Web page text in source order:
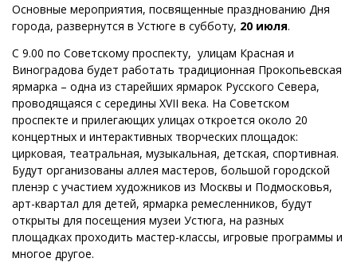
Основные мероприятия, посвященные празднованию Дня
города, развернутся в Устюге в субботу, 20 июля.
С 9.00 по Советскому проспекту, улицам Красная и
Виноградова будет работать традиционная Прокопьевская
ярмарка – одна из старейших ярмарок Русского Севера,
проводящаяся с середины XVII века. На Советском
проспекте и прилегающих улицах откроется около 20
концертных и интерактивных творческих площадок:
цирковая, театральная, музыкальная, детская, спортивная.
Будут организованы аллея мастеров, большой городской
пленэр с участием художников из Москвы и Подмосковья,
арт-квартал для детей, ярмарка ремесленников, будут
открыты для посещения музеи Устюга, на разных
площадках проходить мастер-классы, игровые программы и
многое другое.